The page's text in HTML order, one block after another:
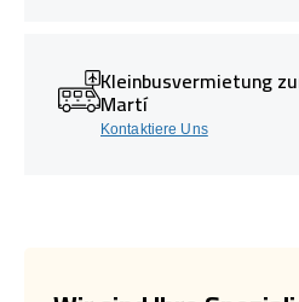
Kleinbusvermietung
Martí
Kontaktiere Uns